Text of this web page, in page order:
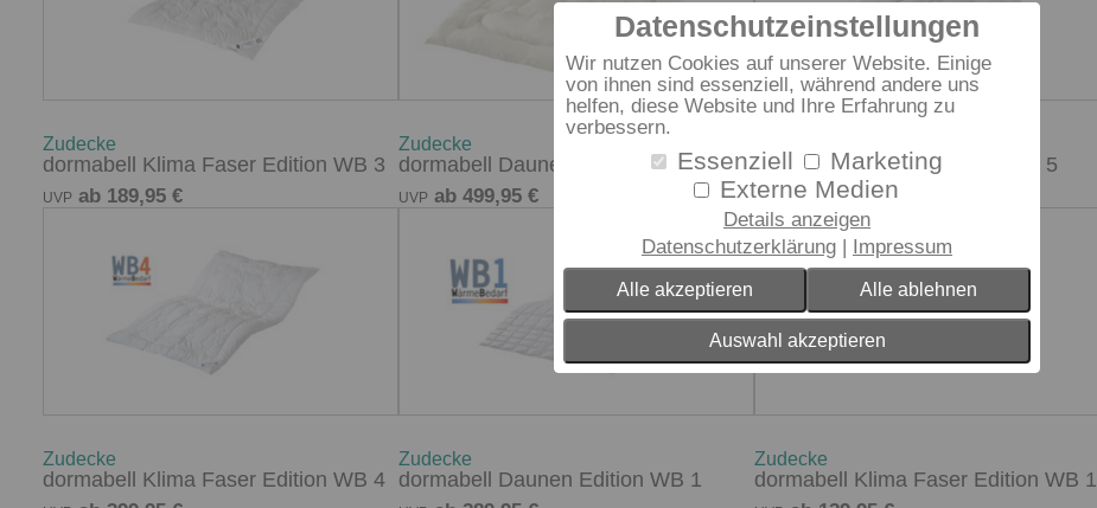
Datenschutzeinstellungen
Wir nutzen Cookies auf unserer Website. Einige
von ihnen sind essenziell, während andere uns
helfen, diese Website und Ihre Erfahrung zu
verbessern.
Essenziell
Marketing
Externe Medien
Details anzeigen
Datenschutzerklärung
Impressum
Alle akzeptieren Alle ablehnen
Auswahl akzeptieren
Zudecke
dormabell Klima Faser Edition WB 3
UVP ab 189,95 €
Zudecke
dormabell Daunen Edition WB 3
UVP ab 499,95 €
dormabell Daunen Edition WB 5
UVP ab 749,95 €
Zudecke
dormabell Klima Faser Edition WB 4
Zudecke
dormabell Daunen Edition WB 1
Zudecke
dormabell Klima Faser Edition WB 1